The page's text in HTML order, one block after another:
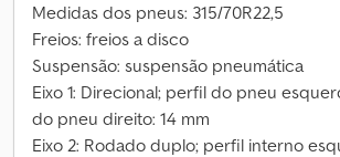
Medidas dos pneus: 315/70R22,5
Freios: freios a disco
Suspensão: suspensão pneumática
Eixo 1: Direcional; perfil do pneu
do pneu direito: 14 mm
Eixo 2: Rodado duplo; perfil interno